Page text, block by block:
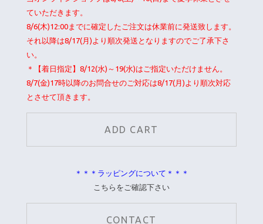
ていただきます。
8/6(木)12:00までに確定したご注文は休業前に発送致します。
それ以降は8/17(月)より順次発送となりますのでご了承下さ
い。
＊【着日指定】8/12(水)～19(水)はご指定いただけません。
8/7(金)17時以降のお問合せのご対応は8/17(月)より順次対応
とさせて頂きます。
＊＊＊ラッピングについて＊＊＊
こちらをご確認下さい
CONTACT